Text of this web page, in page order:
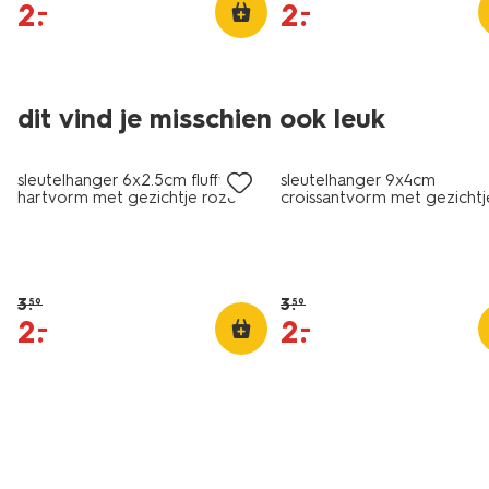
2.
– 2.
–
dit vind je misschien ook leuk
sale
sleutelhanger 6x2.5cm fluffy
hartvorm met gezichtje roze
3.59
2.
–
sale
sleutelhanger 9x4cm
croissantvorm met
3.59
2.
–